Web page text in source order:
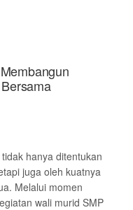
hanya ditentukan
juga oleh kuatnya
Melalui momen
wali murid SMP